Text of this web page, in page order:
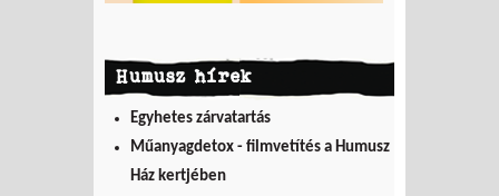
Humusz hírek
Egyhetes zárvatartás
Műanyagdetox - filmvetítés a Humusz
Ház kertjében